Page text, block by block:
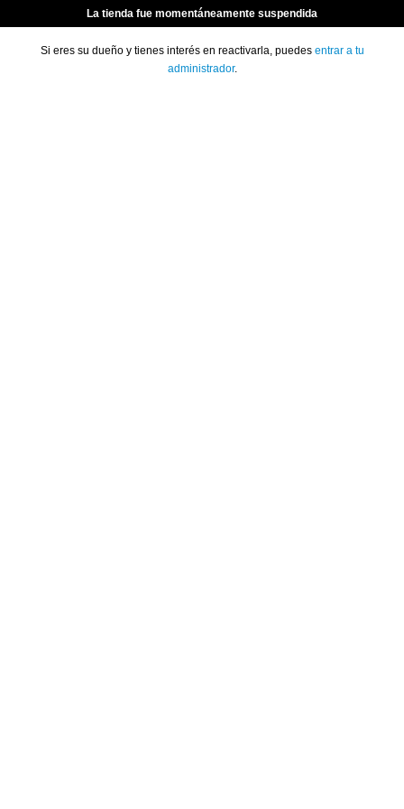
La tienda fue momentáneamente suspendida
Si eres su dueño y tienes interés en reactivarla, puedes entrar a tu
administrador.